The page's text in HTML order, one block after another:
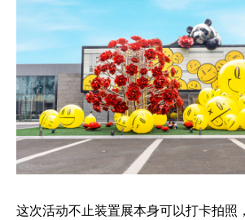
这次活动不止装置展本身可以打卡拍照